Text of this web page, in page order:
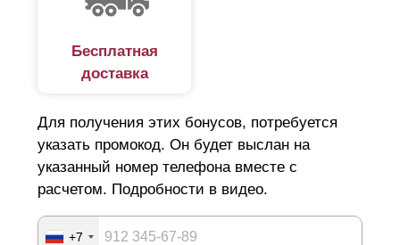
Бесплатная
доставка
Для получения этих бонусов, потребуется
указать промокод. Он будет выслан на
указанный номер телефона вместе с
расчетом. Подробности в видео.
+7